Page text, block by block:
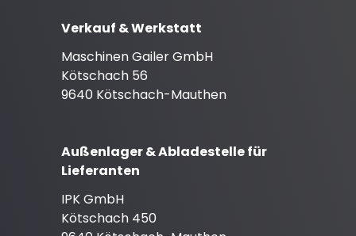
Verkauf & Werkstatt
Maschinen Gailer GmbH
Kötschach 56
9640 Kötschach-Mauthen
Außenlager & Abladestelle für
Lieferanten
IPK GmbH
Kötschach 450